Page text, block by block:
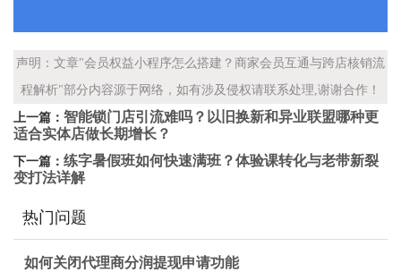
声明：文章"会员权益小程序怎么搭建？商家会员互通与跨店核销流
程解析"部分内容源于网络，如有涉及侵权请联系处理,谢谢合作！
上一篇： 智能锁门店引流难吗？以旧换新和异业联盟哪种更
适合实体店做长期增长？
下一篇： 练字暑假班如何快速满班？体验课转化与老带新裂
变打法详解
热门问题
如何关闭代理商分润提现申请功能